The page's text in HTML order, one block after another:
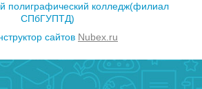
полиграфический колледж(филиал
СПбГУПТД)
сайтов Nubex.ru